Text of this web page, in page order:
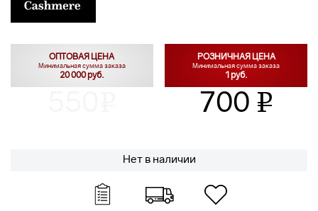
ОПТОВАЯ ЦЕНА
Минимальная сумма заказа
20 000 руб.
РОЗНИЧНАЯ ЦЕНА
Минимальная сумма заказа
1 руб.
700 v
Нет в наличии